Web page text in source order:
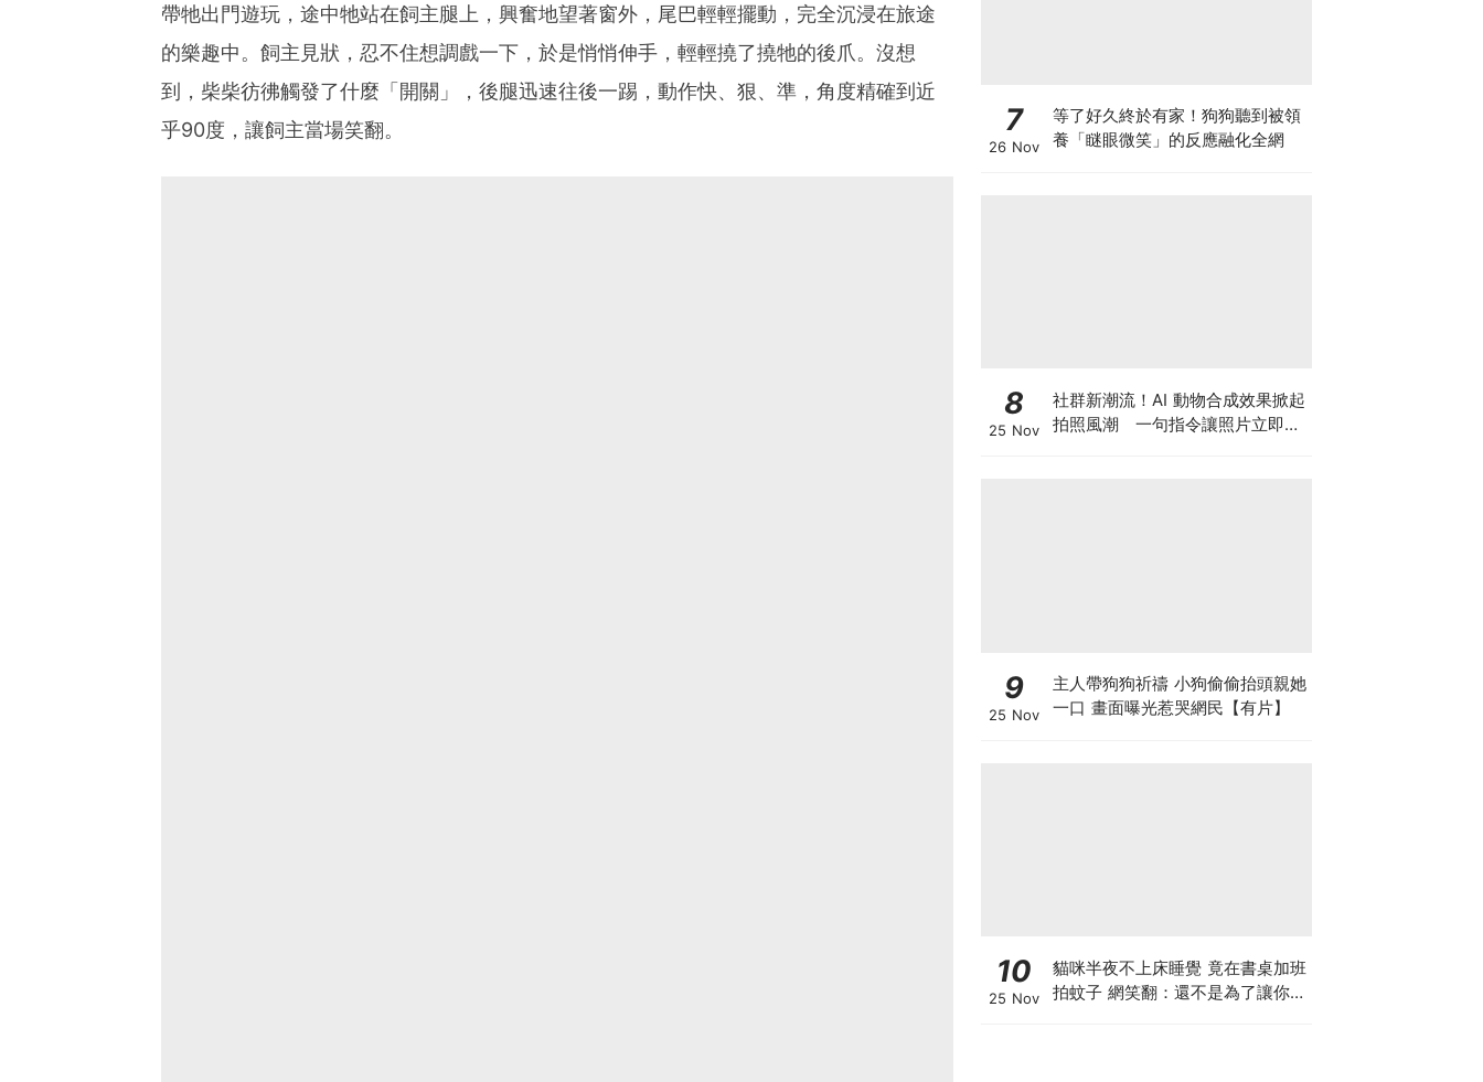
帶牠出門遊玩，途中牠站在飼主腿上，興奮地望著窗外，尾巴輕輕擺動，完全沉浸在旅途
的樂趣中。飼主見狀，忍不住想調戲一下，於是悄悄伸手，輕輕撓了撓牠的後爪。沒想
到，柴柴彷彿觸發了什麼「開關」，後腿迅速往後一踢，動作快、狠、準，角度精確到近
乎90度，讓飼主當場笑翻。
7
26 Nov
等了好久終於有家！狗狗聽到被領
養「瞇眼微笑」的反應融化全網
8
25 Nov
社群新潮流！AI 動物合成效果掀起
拍照風潮 一句指令讓照片立即升
9
25 Nov
主人帶狗狗祈禱 小狗偷偷抬頭親她
一口 畫面曝光惹哭網民【有片】
10
25 Nov
貓咪半夜不上床睡覺 竟在書桌加班
拍蚊子 網笑翻：還不是為了讓你睡